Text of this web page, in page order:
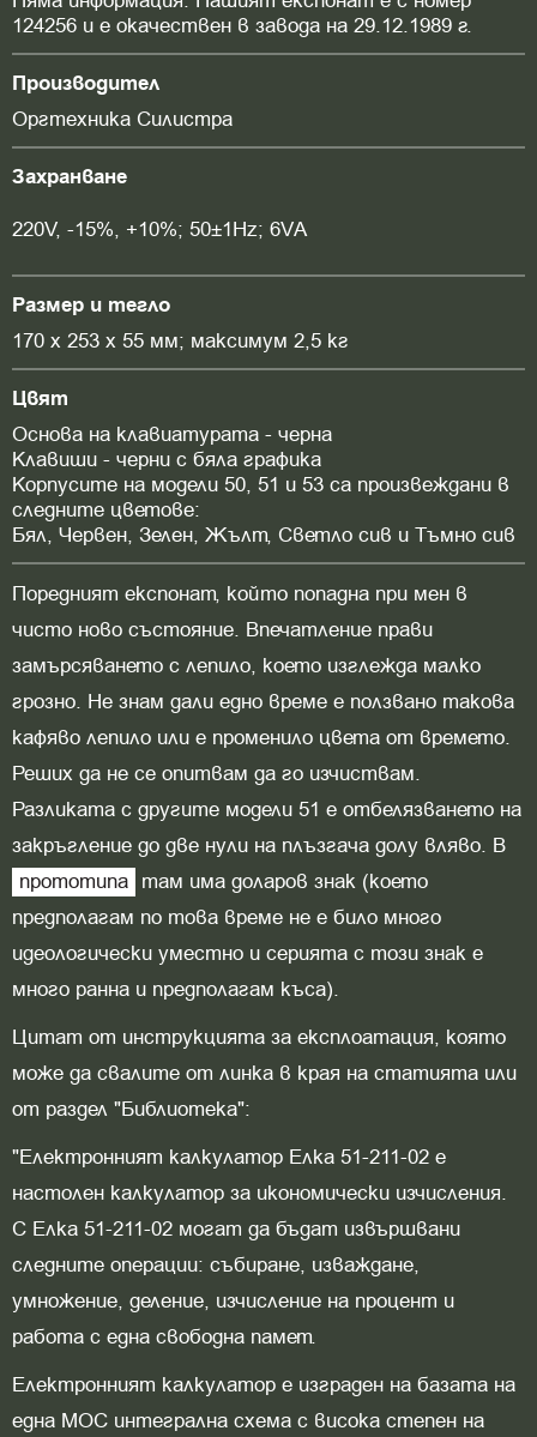
124256 и е окачествен в завода на 29.12.1989 г.
Производител
Оргтехника Силистра
Захранване
220V, -15%, +10%; 50±1Hz; 6VА
Размер и тегло
170 х 253 х 55 мм; максимум 2,5 кг
Цвят
Основа на клавиатурата - черна
Клавиши - черни с бяла графика
Корпусите на модели 50, 51 и 53 са произвеждани в
следните цветове:
Бял, Червен, Зелен, Жълт, Светло сив и Тъмно сив
Поредният експонат, който попадна при мен в
чисто ново състояние. Впечатление прави
замърсяването с лепило, което изглежда малко
грозно. Не знам дали едно време е ползвано такова
кафяво лепило или е променило цвета от времето.
Реших да не се опитвам да го изчиствам.
Разликата с другите модели 51 е отбелязването на
закръгление до две нули на плъзгача долу вляво. В
прототипа там има доларов знак (което
предполагам по това време не е било много
идеологически уместно и серията с този знак е
много ранна и предполагам къса).
Цитат от инструкцията за експлоатация, която
може да свалите от линка в края на статията или
от раздел "Библиотека":
"Електронният калкулатор Елка 51-211-02 е
настолен калкулатор за икономически изчисления.
С Елка 51-211-02 могат да бъдат извършвани
следните операции: събиране, изваждане,
умножение, деление, изчисление на процент и
работа с една свободна памет.
Електронният калкулатор е изграден на базата на
една МОС интегрална схема с висока степен на